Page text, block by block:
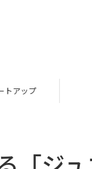
トアップ